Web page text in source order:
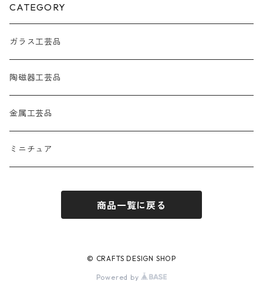
CATEGORY
ガラス工芸品
陶磁器工芸品
金属工芸品
ミニチュア
商品一覧に戻る
© CRAFTS DESIGN SHOP
Powered by